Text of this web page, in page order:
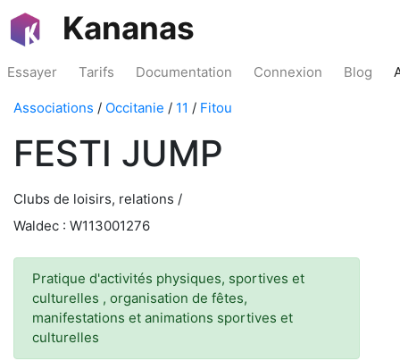
Kananas
Essayer Tarifs Documentation Connexion Blog
Associations / Occitanie / 11 / Fitou
FESTI JUMP
Clubs de loisirs, relations /
Waldec : W113001276
Pratique d'activités physiques, sportives et
culturelles , organisation de fêtes,
manifestations et animations sportives et
culturelles